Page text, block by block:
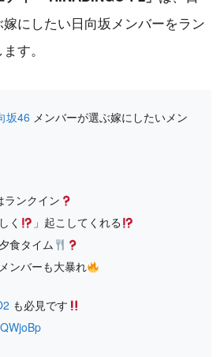
にしたい日向坂メンバーをラン
す。
坂46 メンバーが選ぶ嫁にしたいメン
ランクイン
く
」起こしてくれる
食タイム
ンバーも大暴れ
も必見です